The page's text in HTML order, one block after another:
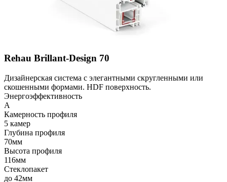
Rehau Brillant-Design 70
Дизайнерская система с элегантными скругленными или
скошенными формами. HDF поверхность.
Энергоэффективность
A
Камерность профиля
5 камер
Глубина профиля
70мм
Высота профиля
116мм
Стеклопакет
до 42мм